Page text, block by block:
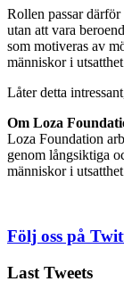
Rollen passar
utan att vara
som motiveras av
människor i
Låter detta
Om Loza
Loza Foundation
genom långsiktiga
människor i
Följ oss på
Last Tweets